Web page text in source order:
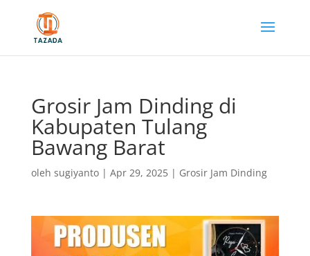
Grosir Jam Dinding di
Kabupaten Tulang
Bawang Barat
oleh sugiyanto| Apr 29, 2025| Grosir Jam Dinding